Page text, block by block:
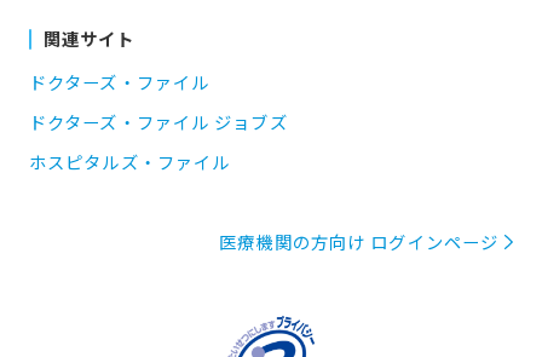
関連サイト
ドクターズ・ファイル
ドクターズ・ファイル ジョブズ
ホスピタルズ・ファイル
医療機関の方向け ログインページ